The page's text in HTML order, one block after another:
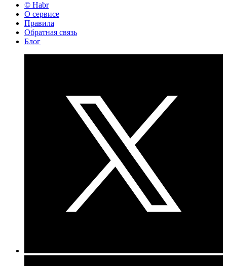
© Habr
О сервисе
Правила
Обратная связь
Блог